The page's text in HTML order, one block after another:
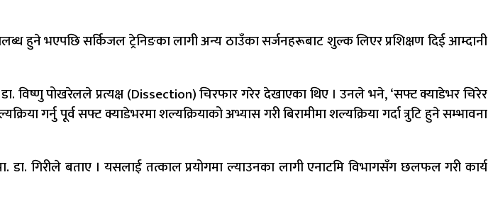
हुने भएपछि सर्किजल ट्रेनिङका लागी अन्य ठाउँका सर्जनहरूबाट शुल्क लिएर प्रशिक्षण दिई आम्दानी
विष्णु पोखरेलले प्रत्यक्ष (Dissection) चिरफार गरेर देखाएका थिए । उनले भने, ‘सफ्ट क्याडेभर चिरेर
गर्नु पूर्व सफ्ट क्याडेभरमा शल्यक्रियाको अभ्यास गरी बिरामीमा शल्यक्रिया गर्दा त्रुटि हुने सम्भावना
डा. गिरीले बताए । यसलाई तत्काल प्रयोगमा ल्याउनका लागी एनाटमि विभागसँग छलफल गरी कार्य